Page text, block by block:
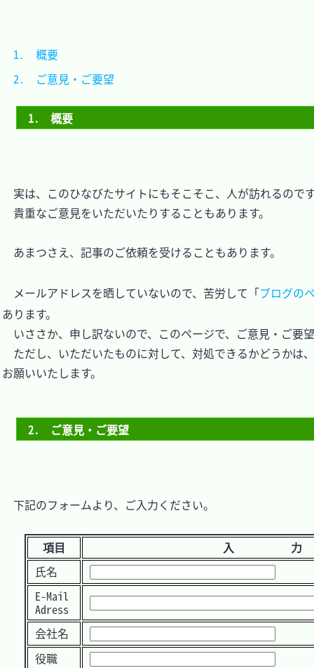
1.　概要
実は、このひなびたサイトにもそこそこ、人が訪れるので
貴重なご意見をいただいたりすることもあります。
あまつさえ、記事のご依頼を受けることもあります。
メールアドレスを晒していないので、苦労して「ブログの
あります。
いささか、申し訳ないので、このページで、ご意見・ご要
ただし、いただいたものに対して、対処できるかどうかは
お願いいたします。
2.　ご意見・ご要望
下記のフォームより、ご入力ください。
項目
入
氏名
E-Mail
Adress
会社名
役職